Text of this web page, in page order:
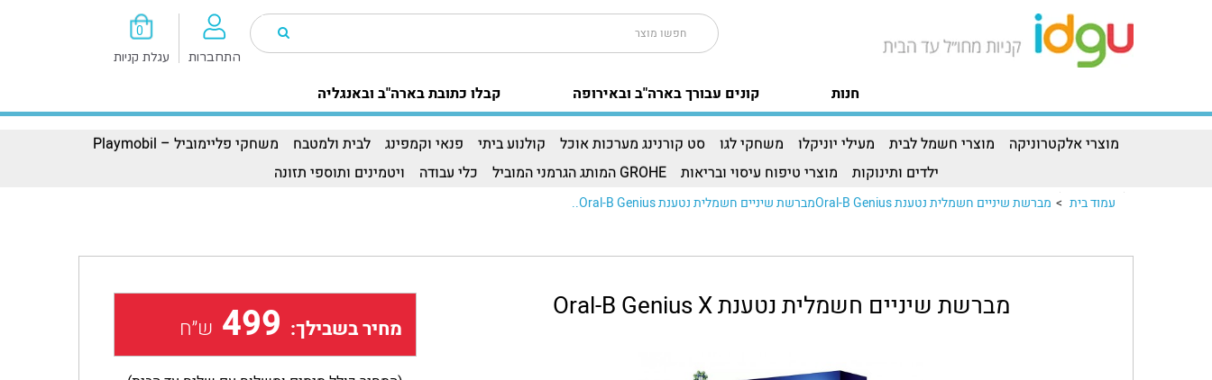
0
עגלת קניות התחברות
קבלו כתובת בארה"ב ובאנגליה קונים עבורך בארה"ב ובאירופה חנות
מוצרי אלקטרוניקה מוצרי חשמל לבית מעילי יוניקלו משחקי לגו סט קורנינג מערכות אוכל קולנוע ביתי פנאי וקמפינג לבית ולמטבח
משחקי פליימוביל – Playmobil
ילדים ותינוקות
מוצרי טיפוח עיסוי ובריאות GROHE המותג הגרמני המוביל כלי עבודה ויטמינים ותוספי תזונה
עמוד בית > מברשת שיניים חשמלית נטענת Oral-B Geniusמברשת שיניים חשמלית נטענת Oral-B Genius..
מברשת שיניים חשמלית נטענת Oral-B Genius X
מחיר בשבילך: 499 ש״ח